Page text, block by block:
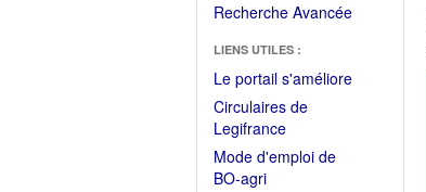
Recherche Avancée
LIENS UTILES :
Le portail s'améliore(Fichier
Circulaires de
Legifrance(Ouvrir
dans
une
Mode d'emploi de
BO-agri(Ouvrir